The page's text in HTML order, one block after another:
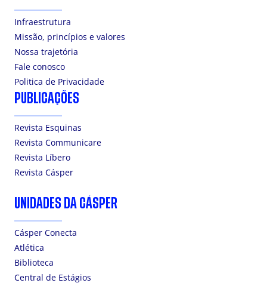
Infraestrutura
Missão, princípios e valores
Nossa trajetória
Fale conosco
Politica de Privacidade
PUBLICAÇÕES
Revista Esquinas
Revista Communicare
Revista Líbero
Revista Cásper
UNIDADES DA CÁSPER
Cásper Conecta
Atlética
Biblioteca
Central de Estágios